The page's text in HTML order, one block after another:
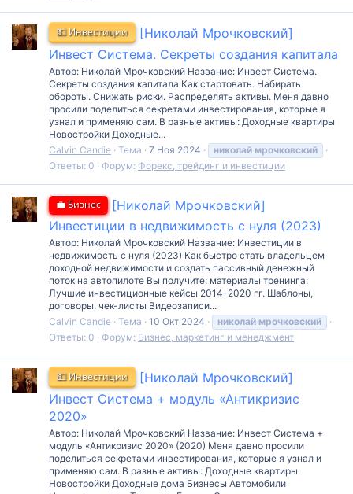
💵 Инвестиции
[Николай Мрочковский]
Инвест Система. Секреты создания капитала
Автор: Николай Мрочковский Название: Инвест Система.
Секреты создания капитала Как стартовать. Набирать
обороты. Снижать риски. Распределять активы. Меня давно
просили поделиться секретами инвестирования, которые я
узнал и применяю сам. В разные активы: Доходные квартиры
Новостройки Доходные...
Calvin Candie Тема 7 Ноя 2024 николай мрочковский
Ответы: 0
Форум: Форекс, трейдинг и инвестиции
💼 Бизнес
[Николай Мрочковский]
Инвестиции в недвижимость с нуля (2023)
Автор: Николай Мрочковский Название: Инвестиции в
недвижимость с нуля (2023) Как быстро стать владельцем
доходной недвижимости и создать пассивный денежный
поток на автопилоте Вы получите: материалы тренинга:
Лучшие инвестиционные кейсы 2014-2020 гг. Шаблоны,
договоры, чек-листы Видеозаписи...
Calvin Candie Тема 10 Окт 2024 николай мрочковский
Ответы: 0
Форум: Бизнес, маркетинг и менеджмент
💵 Инвестиции
[Николай Мрочковский]
Инвест Система + модуль «Антикризис
2020»
Автор: Николай Мрочковский Название: Инвест Система +
модуль «Антикризис 2020» (2020) Меня давно просили
поделиться секретами инвестирования, которые я узнал и
применяю сам. В разные активы: Доходные квартиры
Новостройки Доходные дома Бизнесы Автомобили